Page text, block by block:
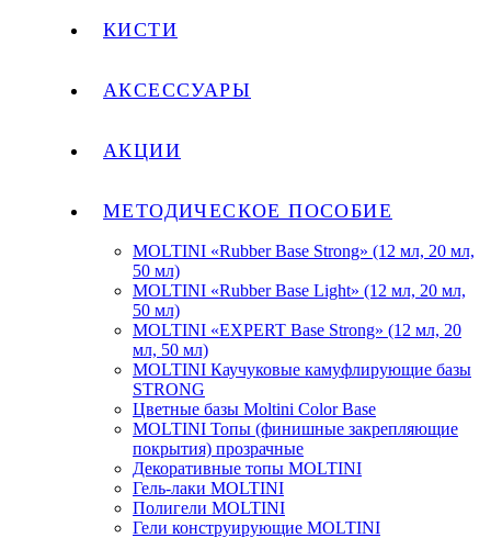
КИСТИ
АКСЕССУАРЫ
АКЦИИ
МЕТОДИЧЕСКОЕ ПОСОБИЕ
MOLTINI «Rubber Base Strong» (12 мл, 20 мл,
50 мл)
MOLTINI «Rubber Base Light» (12 мл, 20 мл,
50 мл)
MOLTINI «EXPERT Base Strong» (12 мл, 20
мл, 50 мл)
MOLTINI Каучуковые камуфлирующие базы
STRONG
Цветные базы Moltini Color Base
MOLTINI Топы (финишные закрепляющие
покрытия) прозрачные
Декоративные топы MOLTINI
Гель-лаки MOLTINI
Полигели MOLTINI
Гели конструирующие MOLTINI